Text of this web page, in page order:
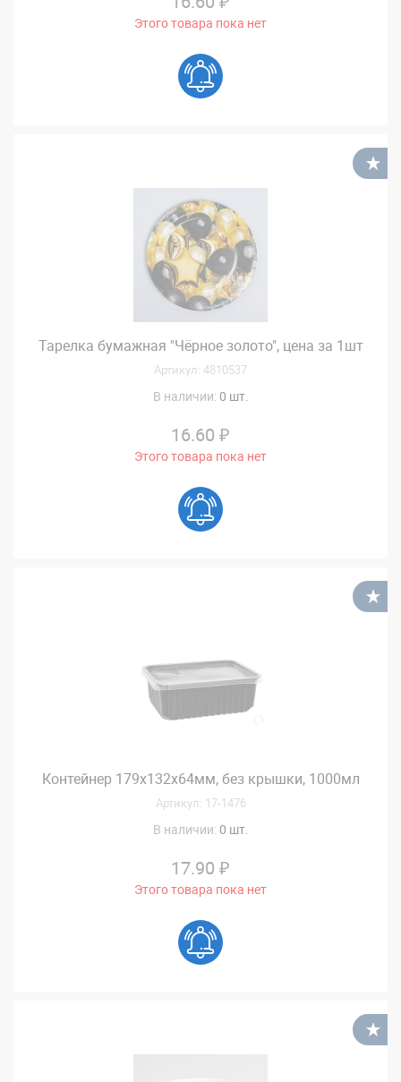
Этого товара пока нет
Тарелка бумажная "Чёрное золото", цена за 1шт
Артикул: 4810537
В наличии: 0 шт.
16.60 ₽
Этого товара пока нет
Контейнер 179х132х64мм, без крышки, 1000мл
Артикул: 17-1476
В наличии: 0 шт.
17.90 ₽
Этого товара пока нет